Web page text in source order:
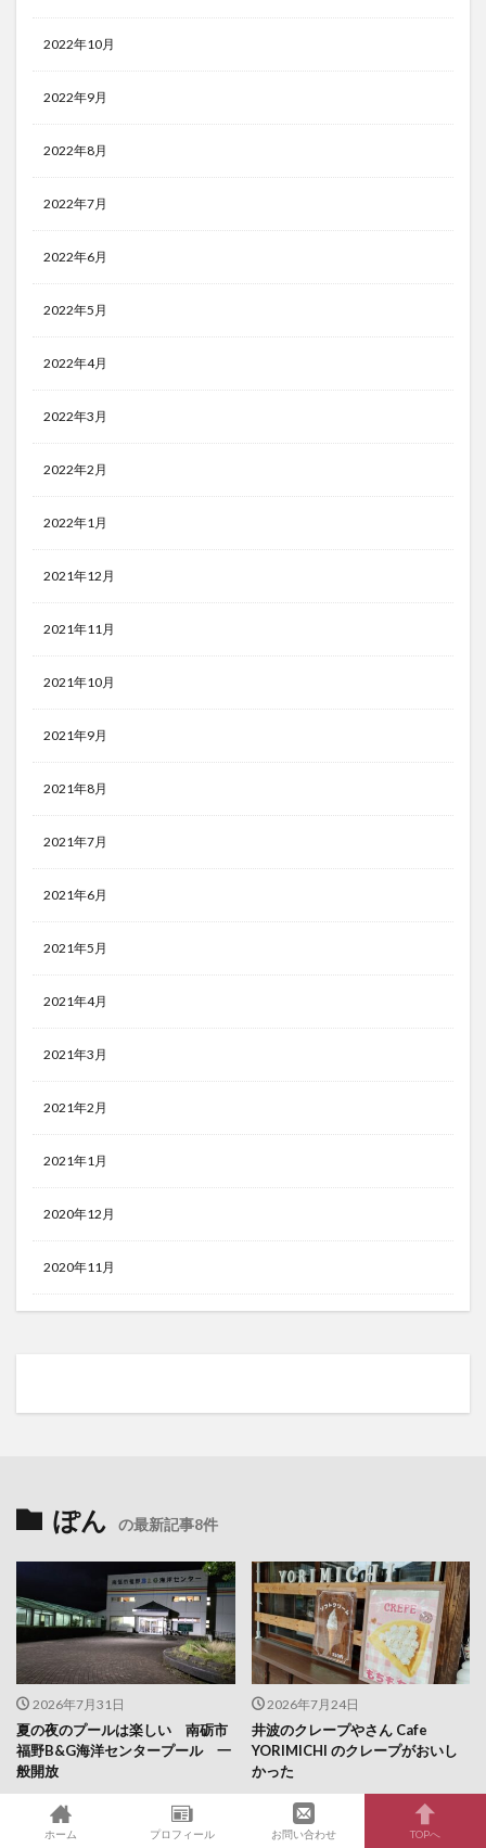
2022年10月
2022年9月
2022年8月
2022年7月
2022年6月
2022年5月
2022年4月
2022年3月
2022年2月
2022年1月
2021年12月
2021年11月
2021年10月
2021年9月
2021年8月
2021年7月
2021年6月
2021年5月
2021年4月
2021年3月
2021年2月
2021年1月
2020年12月
2020年11月
ぽん の最新記事8件
2026年7月31日
夏の夜のプールは楽しい 南砺市
福野B&G海洋センタープール 一
般開放
2026年7月24日
井波のクレープやさん Cafe
YORIMICHI のクレープがおいし
かった
ホーム プロフィール お問い合わせ TOPへ